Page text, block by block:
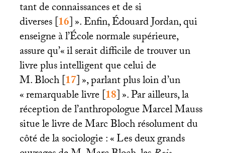
tant de connaissances et de si
diverses[16]». Enfin, Édouard Jordan, qui
enseigne à l’École normale supérieure,
assure qu’«il serait difficile de trouver un
livre plus intelligent que celui de
M. Bloch[17]», parlant plus loin d’un
«remarquable livre[18]». Par ailleurs, la
réception de l’anthropologue Marcel Mauss
situe le livre de Marc Bloch résolument du
côté de la sociologie : «Les deux grands